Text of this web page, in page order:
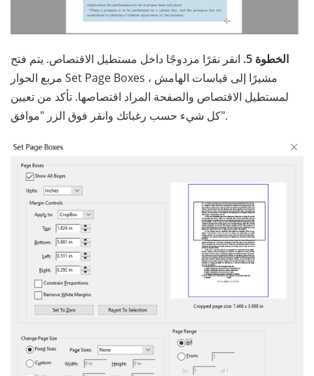
الخطوة 5.
انقر نقرًا مزدوجًا داخل مستطيل الاقتصاص. يتم فتح
مربع الحوار Set Page Boxes ، مشيرًا إلى قياسات الهامش
لمستطيل الاقتصاص والصفحة المراد اقتصاصها. تأكد من تعيين
كل شيء حسب رغباتك وانقر فوق الزر "موافق".